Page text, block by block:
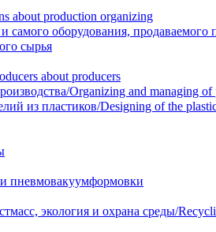
about production organizing
оборудования, продаваемого
сырья
about producers
Organizing and managing of
из пластиков/Designing of the
пневмовакуумформовки
экология и охрана среды/